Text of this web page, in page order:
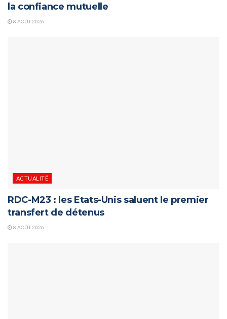
la confiance mutuelle
8 AOÛT 2026
ACTUALITÉ
RDC-M23 : les Etats-Unis saluent le premier
transfert de détenus
8 AOÛT 2026